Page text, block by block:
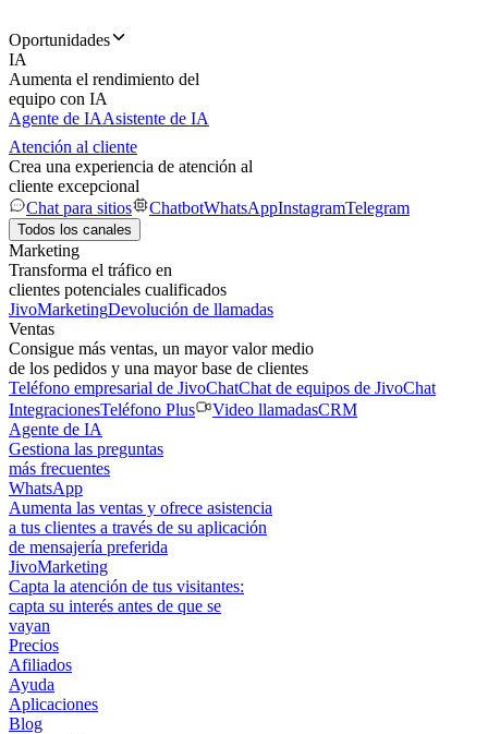
Oportunidades
IA
Aumenta el rendimiento del
equipo con IA
Agente de IAAsistente de IA
Atención al cliente
Crea una experiencia de atención al
cliente excepcional
Chat para sitios
ChatbotWhatsAppInstagramTelegram
Todos los canales
Marketing
Transforma el tráfico en
clientes potenciales cualificados
JivoMarketingDevolución de llamadas
Ventas
Consigue más ventas, un mayor valor medio
de los pedidos y una mayor base de clientes
Teléfono empresarial de JivoChatChat de equipos de JivoChat
IntegracionesTeléfono Plus Video llamadasCRM
Agente de IA
Gestiona las preguntas
más frecuentes
WhatsApp
Aumenta las ventas y ofrece asistencia
a tus clientes a través de su aplicación
de mensajería preferida
JivoMarketing
Capta la atención de tus visitantes:
capta su interés antes de que se
vayan
Precios
Afiliados
Ayuda
Aplicaciones
Blog